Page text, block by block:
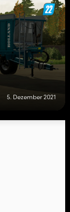
5. Dezember 2021